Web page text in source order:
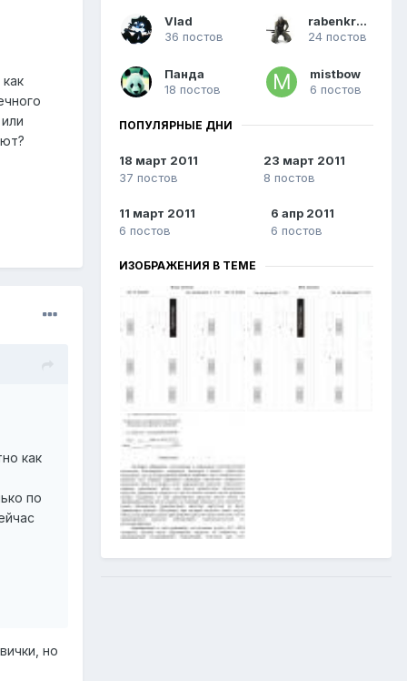
как
по
но
Vlad
36 постов
rabenkralle
24 постов
Панда
18 постов
mistbow
6 постов
ПОПУЛЯРНЫЕ ДНИ
18 март 2011
37 постов
23 март 2011
8 постов
11 март 2011
6 постов
6 апр 2011
6 постов
ИЗОБРАЖЕНИЯ В ТЕМЕ